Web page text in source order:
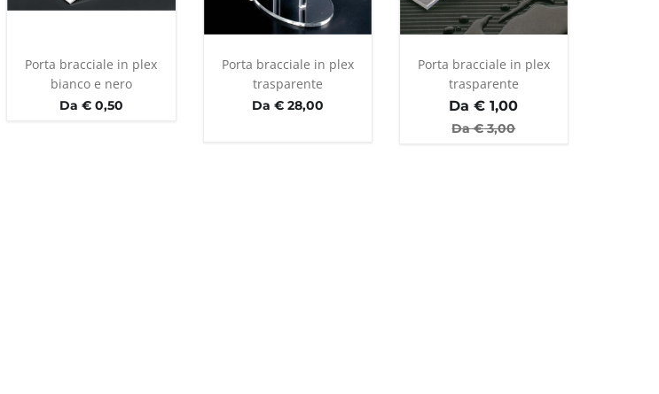
Porta bracciale in plex
bianco e nero
Da € 0,50
Porta bracciale in plex
trasparente
Da € 28,00
Porta bracciale in plex
trasparente
Da € 1,00
Da €3,00